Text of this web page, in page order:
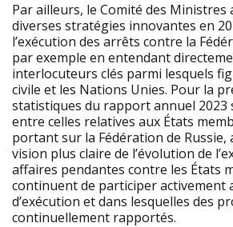
Par ailleurs, le Comité des Ministres
diverses stratégies innovantes en
l’exécution des arrêts contre la
par exemple en entendant
interlocuteurs clés parmi lesquels
civile et les Nations Unies. Pour la
statistiques du rapport annuel 2023
entre celles relatives aux États
portant sur la Fédération de
vision plus claire de l’évolution de
affaires pendantes contre les États
continuent de participer activement
d’exécution et dans lesquelles des
continuellement rapportés.